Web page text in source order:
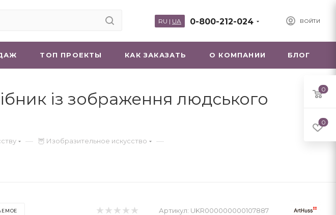
ВОЙТИ
0-800-212-024
RU | UA
ТОП ПРОЕКТЫ КАК ЗАКАЗАТЬ О КОМПАНИИ БЛОГ
із зображення людського
— 🦉 Изобразительное искусство —
Артикул: UKR000000000107887
0
0